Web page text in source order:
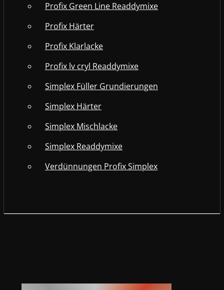
Profix Green Line Readdymixe
Profix Härter
Profix Klarlacke
Profix lv cryl Readdymixe
Simplex Füller Grundierungen
Simplex Härter
Simplex Mischlacke
Simplex Readdymixe
Verdünnungen Profix Simplex